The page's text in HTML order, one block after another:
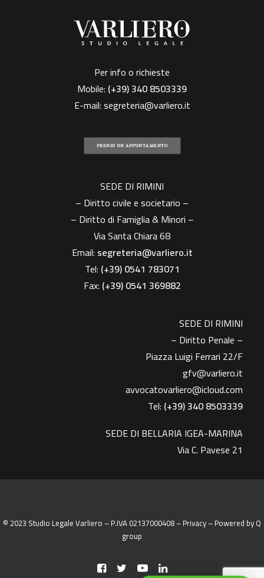
Per info o richieste
Mobile: (+39)340 8503339
E-mail:segreteria@varliero.it
PRENDI UN APPUNTAMENTO
SEDE DI RIMINI
– Diritto civile e societario –
– Diritto di Famiglia & Minori –
Via Santa Chiara 68
Email: segreteria@varliero.it
Tel: (+39) 0541 783071
Fax: (+39)0541 369882
SEDE DI RIMINI
– Diritto Penale –
Piazza Luigi Ferrari 22/F
gfv@varliero.it
avvocatovarliero@icloud.com
Tel: (+39) 340 8503339
SEDE DI BELLARIA IGEA-MARINA
Via C. Pavese 21
© 2023 Studio Legale Varliero – P.IVA 02137000408 –Privacy– Powered byQ
group